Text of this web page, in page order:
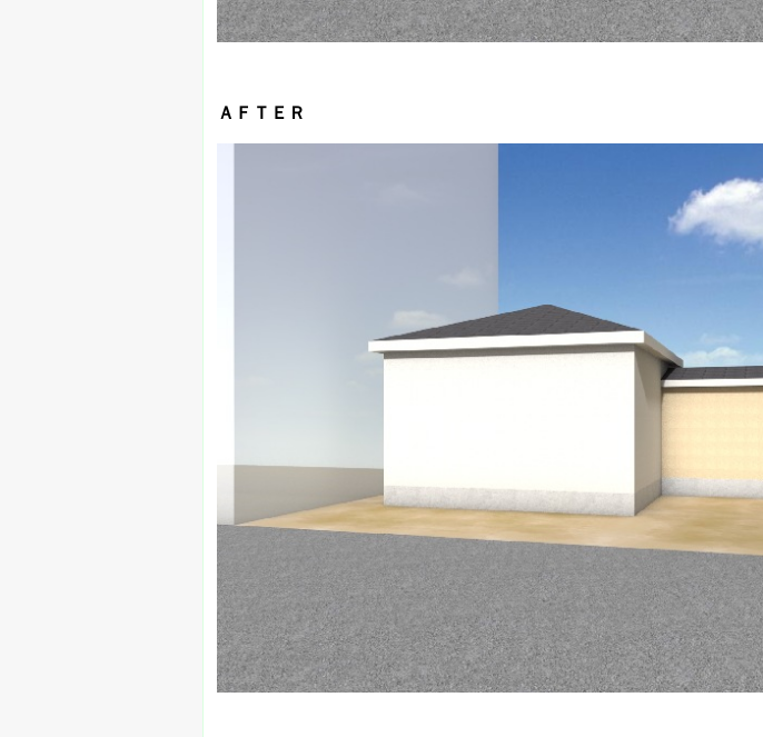
ＡＦＴＥＲ